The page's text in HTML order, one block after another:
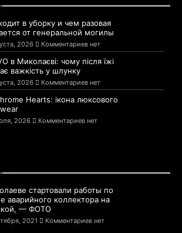
в уборку и чем разовая
от генеральной могилы
2026 Комментариев нет
в Миколаєві: чому після їжі
важкість у шлунку
2026 Комментариев нет
Hearts: ікона люксового
2026 Комментариев нет
стартовали работы по
аварийного коллектора на
— ФОТО
2021 Комментариев нет